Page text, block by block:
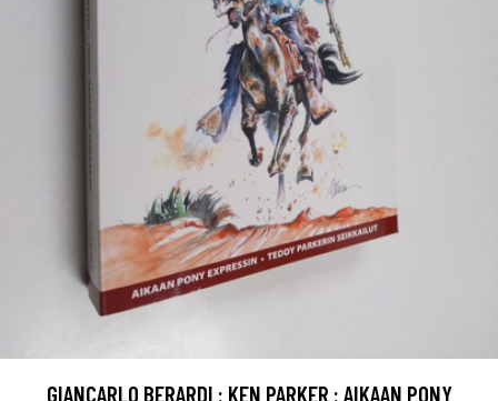
GIANCARLO BERARDI : KEN PARKER : AIKAAN PONY